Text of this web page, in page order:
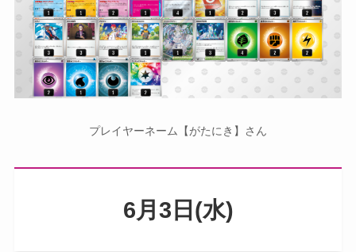
プレイヤーネーム【がたにき】さん
6月3日(水)